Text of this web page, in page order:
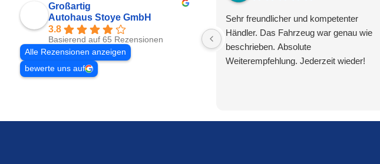
Großartig
Autohaus Stoye GmbH
3.8
Basierend auf 65 Rezensionen
Alle Rezensionen anzeigen
bewerte uns auf
Sehr freundlicher und kompetenter
Händler. Das Fahrzeug war genau wie
beschrieben. Absolute
Weiterempfehlung. Jederzeit wieder!